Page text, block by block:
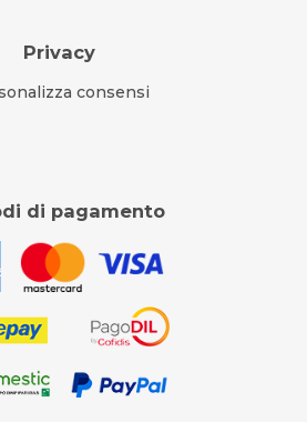
Privacy
consensi
di pagamento